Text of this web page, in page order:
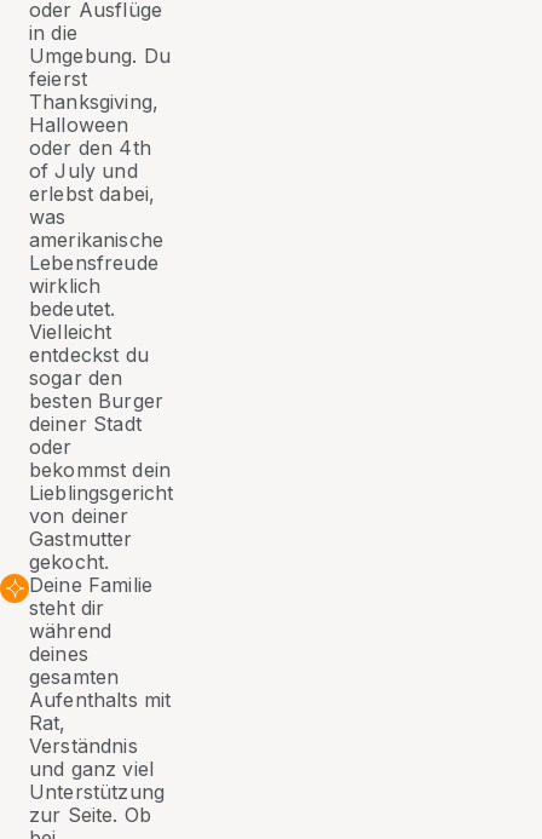
oder Ausflüge
in die
Umgebung. Du
feierst
Thanksgiving,
Halloween
oder den 4th
of July und
erlebst dabei,
was
amerikanische
Lebensfreude
wirklich
bedeutet.
Vielleicht
entdeckst du
sogar den
besten Burger
deiner Stadt
oder
bekommst dein
Lieblingsgericht
von deiner
Gastmutter
gekocht.
Deine Familie
steht dir
während
deines
gesamten
Aufenthalts mit
Rat,
Verständnis
und ganz viel
Unterstützung
zur Seite. Ob